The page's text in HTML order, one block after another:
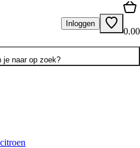
Inloggen
0.00
je naar op zoek?